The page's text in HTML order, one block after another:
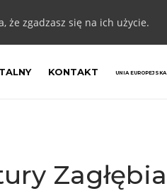
że zgadzasz się na ich użycie.
KONTAKT UNIA EUROPEJSKA
Zagłębia